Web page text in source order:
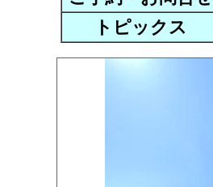
トピックス